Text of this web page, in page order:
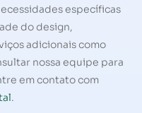
específicas
do design,
adicionais como
nossa equipe para
em contato com
.